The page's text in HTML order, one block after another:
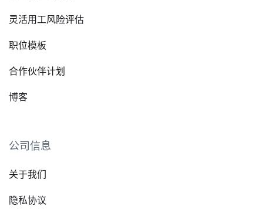
灵活用工风险评估
职位模板
合作伙伴计划
博客
公司信息
关于我们
隐私协议